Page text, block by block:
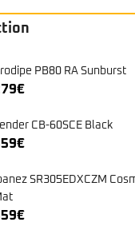
PB80 RA Sunburst
€
CB-60SCE Black
€
SR305EDXCZM
€